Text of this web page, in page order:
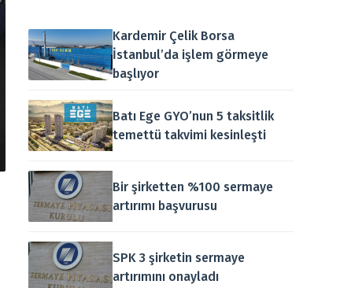
Kardemir Çelik Borsa
İstanbul’da işlem görmeye
başlıyor
Batı Ege GYO’nun 5 taksitlik
temettü takvimi kesinleşti
Bir şirketten %100 sermaye
artırımı başvurusu
SPK 3 şirketin sermaye
artırımını onayladı